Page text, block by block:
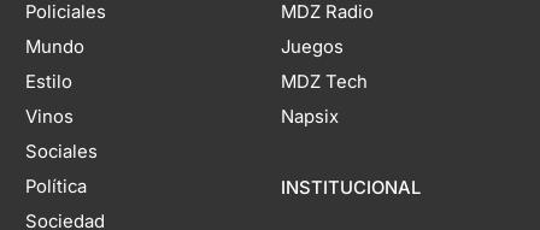
Policiales
Mundo
Estilo
Vinos
Sociales
Política
Sociedad
MDZ Radio
Juegos
MDZ Tech
Napsix
INSTITUCIONAL